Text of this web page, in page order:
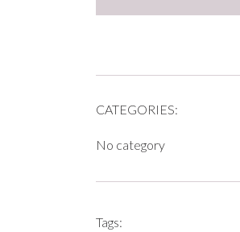
CATEGORIES:
No category
Tags: